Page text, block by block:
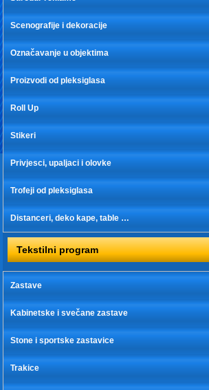
Scenografije i dekoracije
Označavanje u objektima
Proizvodi od pleksiglasa
Roll Up
Stikeri
Privjesci, upaljaci i olovke
Trofeji od pleksiglasa
Distanceri, deko kape, table …
Tekstilni program
Zastave
Kabinetske i svečane zastave
Stone i sportske zastavice
Trakice